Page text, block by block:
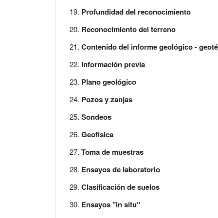
Profundidad del reconocimiento
Reconocimiento del terreno
Contenido del informe geológico -
Información previa
Plano geológico
Pozos y zanjas
Sondeos
Geofísica
Toma de muestras
Ensayos de laboratorio
Clasificación de suelos
Ensayos "in situ"